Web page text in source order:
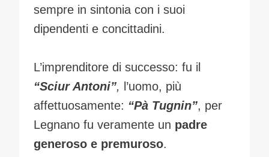
sempre in sintonia con i suoi
dipendenti e concittadini.
L’imprenditore di successo: fu il
“Sciur Antoni”, l’uomo, più
affettuosamente: “Pà Tugnin”, per
Legnano fu veramente un padre
generoso e premuroso.